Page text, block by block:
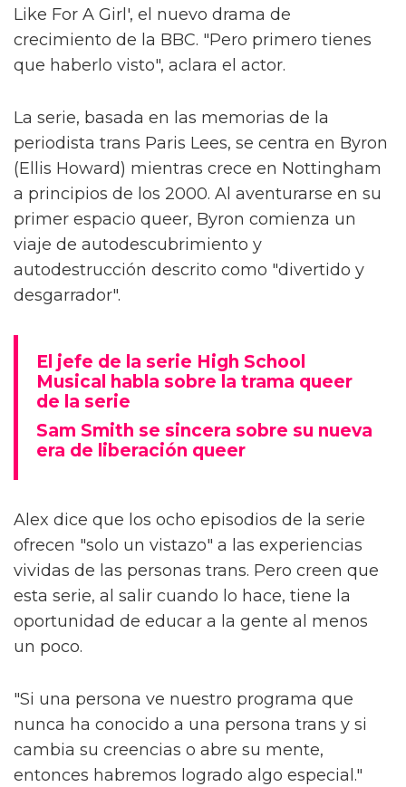
Like For A Girl', el nuevo drama de
crecimiento de la BBC. "Pero primero tienes
que haberlo visto", aclara el actor.
La serie, basada en las memorias de la
periodista trans Paris Lees, se centra en Byron
(Ellis Howard) mientras crece en Nottingham
a principios de los 2000. Al aventurarse en su
primer espacio queer, Byron comienza un
viaje de autodescubrimiento y
autodestrucción descrito como "divertido y
desgarrador".
El jefe de la serie High School
Musical habla sobre la trama queer
de la serie
Sam Smith se sincera sobre su nueva
era de liberación queer
Alex dice que los ocho episodios de la serie
ofrecen "solo un vistazo" a las experiencias
vividas de las personas trans. Pero creen que
esta serie, al salir cuando lo hace, tiene la
oportunidad de educar a la gente al menos
un poco.
"Si una persona ve nuestro programa que
nunca ha conocido a una persona trans y si
cambia su creencias o abre su mente,
entonces habremos logrado algo especial."